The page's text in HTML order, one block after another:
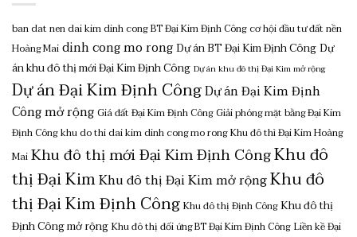
ban dat nen dai kim dinh congBT Đại Kim Định Công cơ hội đầu tư đất nền
Hoàng Maidinh cong mo rongDự án BT Đại Kim Định CôngDự
án khu đô thị mới Đại Kim Định Công Dự án khu đô thị Đại Kim mở rộng
Dự án Đại Kim Định CôngDự án Đại Kim Định
Công mở rộngGiá đất Đại Kim Định CôngGiải phóng mặt bằng Đại Kim
Định Côngkhu do thi dai kim dinh cong mo rongKhu đô thì Đại Kim Hoàng
MaiKhu đô thị mới Đại Kim Định CôngKhu đô
thị Đại KimKhu đô thị Đại Kim mở rộngKhu đô
thị Đại Kim Định CôngKhu đô thị Định CôngKhu đô thị
Định Công mở rộngKhu đô thị đối ứng BT Đại Kim Định Công Liền kề Đại